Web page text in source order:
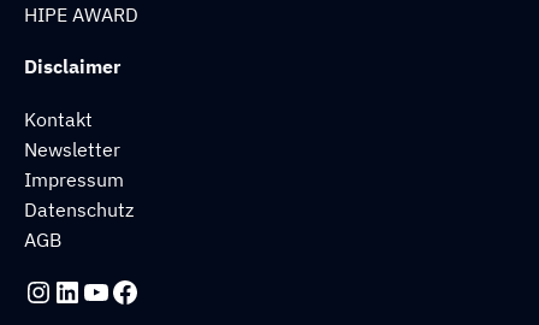
HIPE AWARD
Disclaimer
Kontakt
Newsletter
Impressum
Datenschutz
AGB
Instagram
LinkedIn
YouTube
Facebook